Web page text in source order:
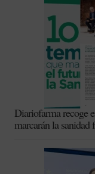
Diariofarma recoge
marcarán la sanidad